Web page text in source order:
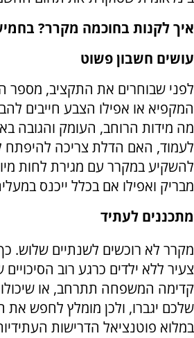
איך לקנות בחוכמה מקרר?
עושים חשבון פשוט
לפני שבוחרים את התקציב, מספר
המקפיא או אפילו הצבע חייבים
מה מידות הרוחב, העומק והגובה
לעמוד, האם הדלת צריכה להיפתח
להשקיע במקרר עם מגירת לחות
מבריק ואפילו אם בכלל ייכנס
מתכננים לעתיד
מקרר לא רוכשים לשנתיים שלוש.
צעיר ללא ילדים כרגע רוב
קדימה המשפחה תתרחב, או
שלכם יגברו, ולכן מומלץ לחפש את
במלוא פוטנציאל הדרישות